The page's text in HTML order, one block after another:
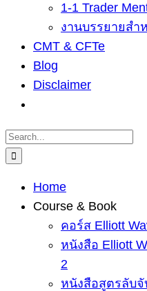
1-1 Trader
งานบรรยายสำ
CMT & CFTe
Blog
Disclaimer
Search
for:
Home
Course & Book
คอร์ส Elliott
หนังสือ Elliott
2
หนังสือสูตรลับจั